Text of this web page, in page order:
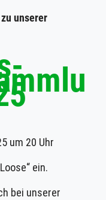
unserer
um 20 Uhr
ein.
bei unserer